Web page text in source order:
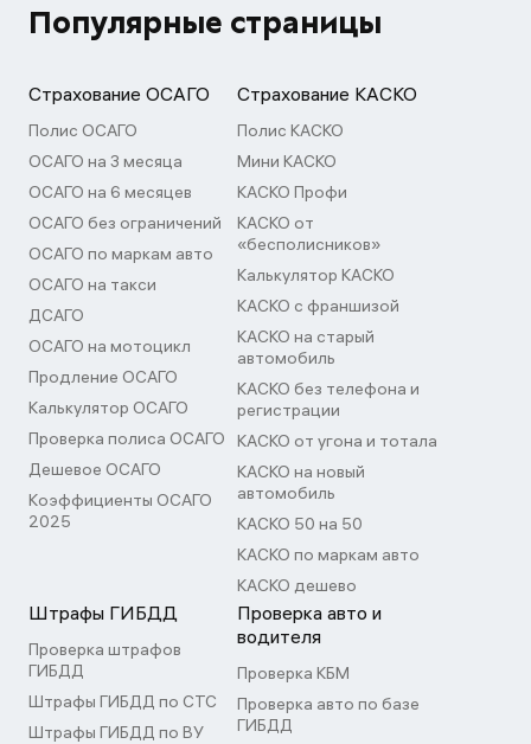
Популярные страницы
Страхование ОСАГО
Полис ОСАГО
ОСАГО на 3 месяца
ОСАГО на 6 месяцев
ОСАГО без ограничений
ОСАГО по маркам авто
ОСАГО на такси
ДСАГО
ОСАГО на мотоцикл
Продление ОСАГО
Калькулятор ОСАГО
Проверка полиса ОСАГО
Дешевое ОСАГО
Коэффициенты ОСАГО
2025
Страхование КАСКО
Полис КАСКО
Мини КАСКО
КАСКО Профи
КАСКО от
«бесполисников»
Калькулятор КАСКО
КАСКО с франшизой
КАСКО на старый
автомобиль
КАСКО без телефона и
регистрации
КАСКО от угона и тотала
КАСКО на новый
автомобиль
КАСКО 50 на 50
КАСКО по маркам авто
КАСКО дешево
Штрафы ГИБДД
Проверка штрафов
ГИБДД
Штрафы ГИБДД по СТС
Штрафы ГИБДД по ВУ
Проверка авто и
водителя
Проверка КБМ
Проверка авто по базе
ГИБДД